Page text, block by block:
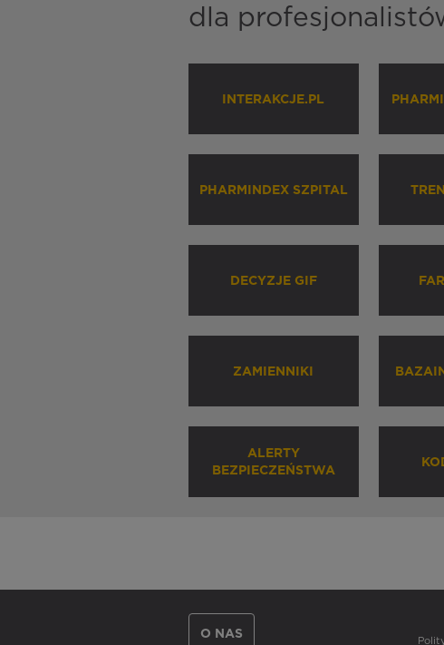
dla
INTERAKCJE.PL
PHARMINDEX SZPITAL
DECYZJE GIF
ZAMIENNIKI
ALERTY
BEZPIECZEŃSTWA
O NAS